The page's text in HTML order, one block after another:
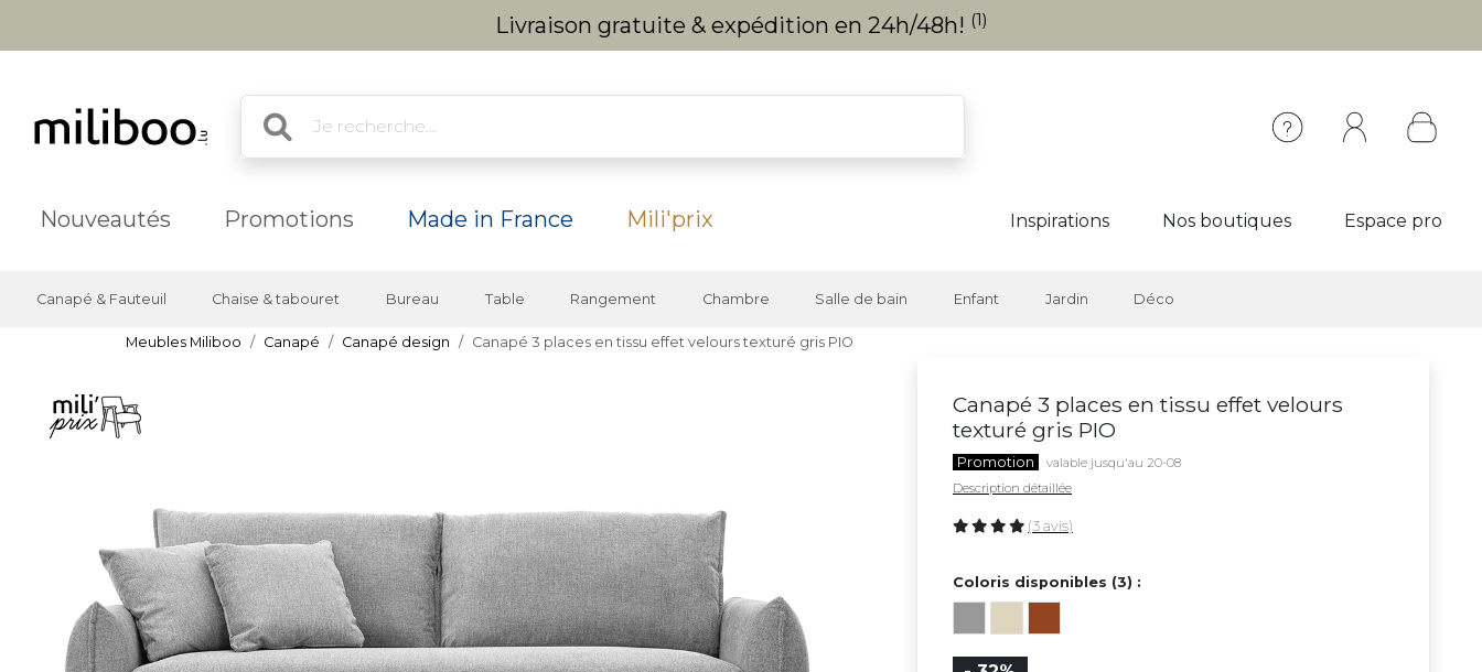
Livraison gratuite & expédition en 24h/48h! (1)
Nouveautés Promotions Made in France Mili'prix Inspirations Nos boutiques Espace pro
Canapé & Fauteuil Chaise & tabouret Bureau Table Rangement Chambre Salle de bain Enfant Jardin Déco
Meubles Miliboo Canapé Canapé design Canapé 3 places en tissu effet velours texturé gris PIO
Canapé 3 places en tissu effet velours
texturé gris PIO
Promotion
valable jusqu'au 20-08
Description détaillée
(3 avis)
Coloris disponibles (3) :